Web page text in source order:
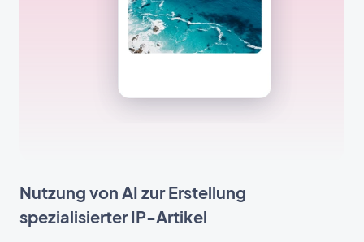
Nutzung von AI zur Erstellung
spezialisierter IP-Artikel